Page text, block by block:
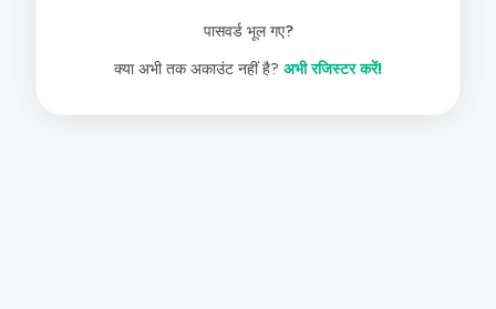
पासवर्ड भूल गए?
क्या अभी तक अकाउंट नहीं है? अभी रजिस्टर करें!